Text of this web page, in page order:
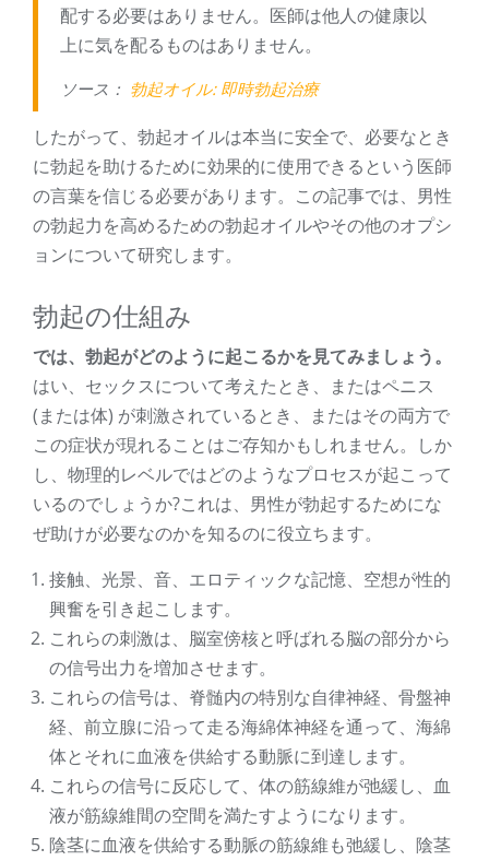
配する必要はありません。医師は他人の健康以
上に気を配るものはありません。
ソース： 勃起オイル: 即時勃起治療
したがって、勃起オイルは本当に安全で、必要なとき
に勃起を助けるために効果的に使用できるという医師
の言葉を信じる必要があります。この記事では、男性
の勃起力を高めるための勃起オイルやその他のオプシ
ョンについて研究します。
勃起の仕組み
では、勃起がどのように起こるかを見てみましょう。
はい、セックスについて考えたとき、またはペニス
(または体) が刺激されているとき、またはその両方で
この症状が現れることはご存知かもしれません。しか
し、物理的レベルではどのようなプロセスが起こって
いるのでしょうか?これは、男性が勃起するためにな
ぜ助けが必要なのかを知るのに役立ちます。
接触、光景、音、エロティックな記憶、空想が性的
興奮を引き起こします。
これらの刺激は、脳室傍核と呼ばれる脳の部分から
の信号出力を増加させます。
これらの信号は、脊髄内の特別な自律神経、骨盤神
経、前立腺に沿って走る海綿体神経を通って、海綿
体とそれに血液を供給する動脈に到達します。
これらの信号に反応して、体の筋線維が弛緩し、血
液が筋線維間の空間を満たすようになります。
陰茎に血液を供給する動脈の筋線維も弛緩し、陰茎